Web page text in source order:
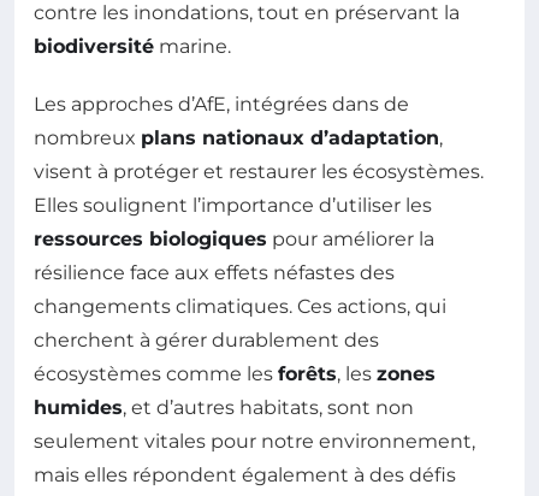
contre les inondations, tout en préservant la
biodiversité marine.
Les approches d’AfE, intégrées dans de
nombreux plans nationaux d’adaptation,
visent à protéger et restaurer les écosystèmes.
Elles soulignent l’importance d’utiliser les
ressources biologiques pour améliorer la
résilience face aux effets néfastes des
changements climatiques. Ces actions, qui
cherchent à gérer durablement des
écosystèmes comme les forêts, les zones
humides, et d’autres habitats, sont non
seulement vitales pour notre environnement,
mais elles répondent également à des défis